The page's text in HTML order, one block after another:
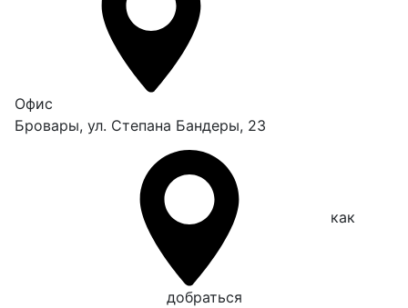
Офис
Бровары, ул. Степана Бандеры, 23
как
добраться